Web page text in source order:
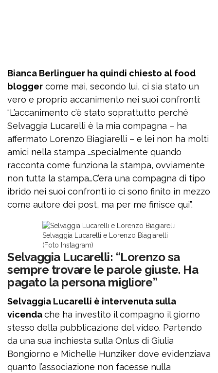
Bianca Berlinguer ha quindi chiesto al food
blogger come mai, secondo lui, ci sia stato un
vero e proprio accanimento nei suoi confronti:
“L’accanimento c’è stato soprattutto perché
Selvaggia Lucarelli è la mia compagna – ha
affermato Lorenzo Biagiarelli – e lei non ha molti
amici nella stampa …specialmente quando
racconta come funziona la stampa, ovviamente
non tutta la stampa…C’era una compagna di tipo
ibrido nei suoi confronti io ci sono finito in mezzo
come autore dei post, ma per me finisce qui”.
Selvaggia Lucarelli e Lorenzo Biagiarelli
(Foto Instagram)
Selvaggia Lucarelli: “Lorenzo sa
sempre trovare le parole giuste. Ha
pagato la persona migliore”
Selvaggia Lucarelli è intervenuta sulla
vicendache ha investito il compagno il giorno
stesso della pubblicazione del video. Partendo
da una sua inchiesta sulla Onlus di Giulia
Bongiorno e Michelle Hunziker dove evidenziava
quanto l’associazione non facesse nulla